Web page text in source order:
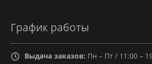
График работы
Выдача заказов: Пн – Пт / 11:00 –